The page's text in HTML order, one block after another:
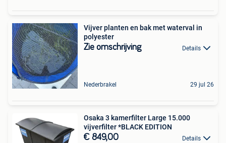
Vijver planten en bak met waterval in
polyester
Zie omschrijving Details
Nederbrakel 29 jul 26
Osaka 3 kamerfilter Large 15.000
vijverfilter *BLACK EDITION
€ 849,00 Details